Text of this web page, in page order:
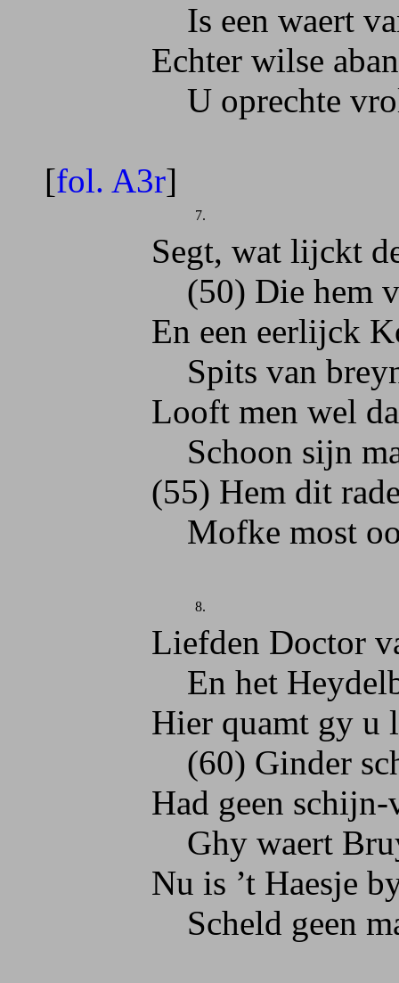
Is een waert van
Echter wilse
U oprechte
[fol. A3r]
7.
Segt, wat lijckt
(50) Die hem ver
En een eerlijck
Spits van breyn,
Looft men wel dat
Schoon sijn maet
(55) Hem dit raden,
Mofke most oock
8.
Liefden Doctor
En het
Hier quamt gy u
(60) Ginder
Had geen schijn-
Ghy waert
Nu is ’t Haesje by
Scheld geen man